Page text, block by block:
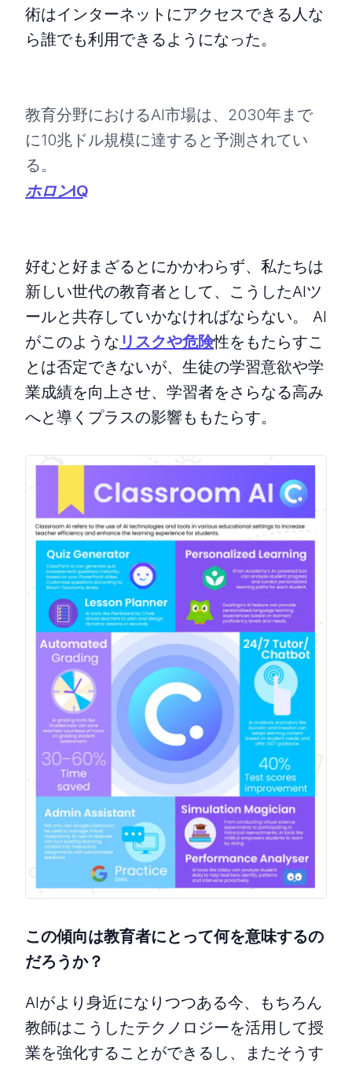
術はインターネットにアクセスできる人な
ら誰でも利用できるようになった。
教育分野におけるAI市場は、2030年まで
に10兆ドル規模に達すると予測されてい
る。
ホロンIQ
好むと好まざるとにかかわらず、私たちは
新しい世代の教育者として、こうしたAIツ
ールと共存していかなければならない。 AI
がこのような リスクや危険性をもたらすこ
とは否定できないが、生徒の学習意欲や学
業成績を向上させ、学習者をさらなる高み
へと導くプラスの影響ももたらす。
この傾向は教育者にとって何を意味するの
だろうか？
AIがより身近になりつつある今、もちろん
教師はこうしたテクノロジーを活用して授
業を強化することができるし、またそうす